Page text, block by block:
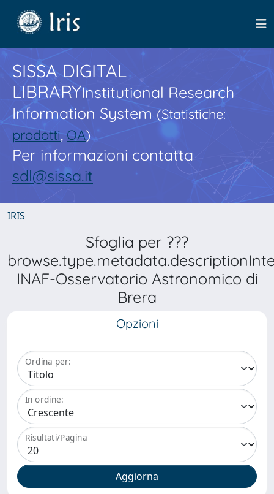
SISSA DIGITAL
LIBRARYInstitutional Research
Information System(Statistiche:
prodotti,OA)
Per informazioni contatta
sdl@sissa.it
IRIS
Sfoglia per ???
INAF-Osservatorio Astronomico di
Brera
Opzioni
Ordina per:
In ordine:
Risultati/Pagina